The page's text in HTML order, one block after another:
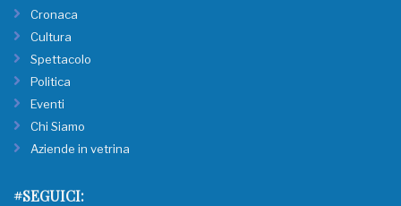
Cronaca
Cultura
Spettacolo
Politica
Eventi
Chi Siamo
Aziende in vetrina
#SEGUICI: